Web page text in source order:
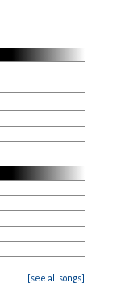
[see all songs]